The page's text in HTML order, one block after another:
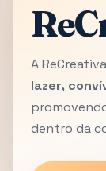
A
lazer,
dentro da